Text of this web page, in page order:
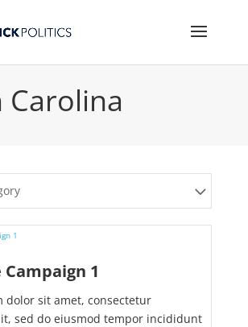
Carolina
1
dolor sit amet, consectetur
sed do eiusmod tempor incididunt